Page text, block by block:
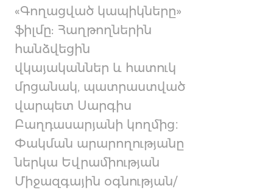
«Գողացված կապիկները»
ֆիլմը: Հաղթողներին
հանձվեցին
վկայականներ և հատուկ
մրցանակ, պատրաստված
վարպետ Սարգիս
Բաղդասարյանի կողմից։
Փակման արարողությանը
ներկա Եվրամիության
Միջազգային օգնության/